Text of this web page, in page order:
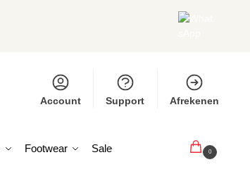
Account Support Afrekenen
Footwear
Sale
0